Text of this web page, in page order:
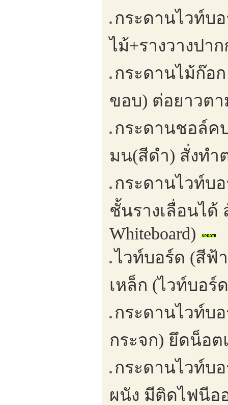
กระดานไวท์บ
ไม้+รางวางปาก
กระดานไม้ก๊อ
ขอบ) ต่อยาวตา
กระดานชอล์ค
มน(สีดำ) สั่งทำ
กระดานไวท์บ
ชั้นรางเลื่อนได้
Whiteboard)
ไวท์บอร์ด (สีฟ้
เหล็ก (ไวท์บอร์
กระดานไวท์บ
กระจก) ยึดน็อต
กระดานไวท์บ
ผนัง มีติดไฟนีออ